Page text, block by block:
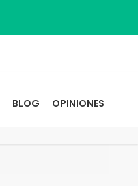
BLOG OPINIONES